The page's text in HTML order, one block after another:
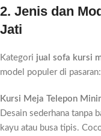
2. Jenis dan
Jati
Kategori jual sofa kursi
model populer di pasaran:
Kursi Meja Telepon
Desain sederhana tanpa
kayu atau busa tipis.